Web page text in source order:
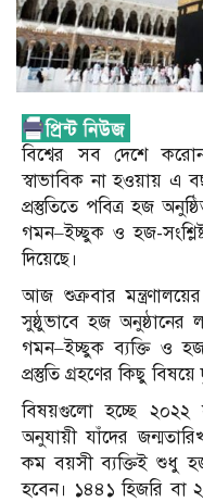
বিশ্বের সব দেশে
স্বাভাবিক না হওয়ায় এ
প্রস্তুতিতে পবিত্র হজ
গমন–ইচ্ছুক ও হজ-
দিয়েছে।
আজ শুক্রবার
সুষ্ঠুভাবে হজ অনুষ্ঠানের
গমন–ইচ্ছুক ব্যক্তি ও হজ
প্রস্তুতি গ্রহণের কিছু
বিষয়গুলো হচ্ছে ২০২২
অনুযায়ী যাঁদের
কম বয়সী ব্যক্তিই শুধু
হবেন। ১৪৪১ হিজরি বা